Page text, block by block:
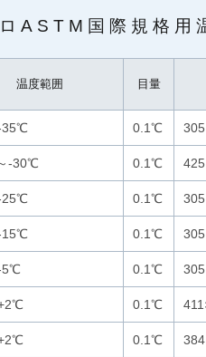
国際規格用
温度範囲 目量
35℃ 0.1℃
-30℃ 0.1℃
25℃ 0.1℃
15℃ 0.1℃
5℃ 0.1℃
0.1℃
0.1℃